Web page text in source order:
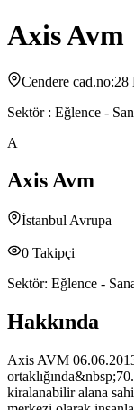
Axis Avm
Cendere cad.no:28
Sektör : Eğlence -
A
Axis Avm
İstanbul Avrupa
0 Takipçi
Sektör: Eğlence -
Hakkında
Axis AVM
kiralanabilir alana